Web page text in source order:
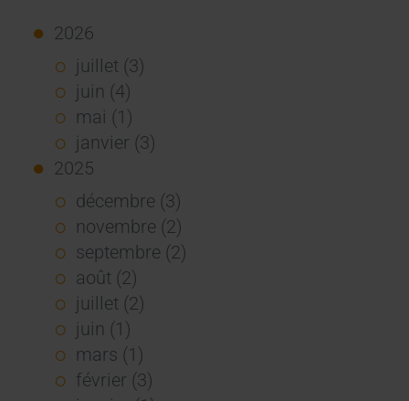
2026
juillet (3)
juin (4)
mai (1)
janvier (3)
2025
décembre (3)
novembre (2)
septembre (2)
août (2)
juillet (2)
juin (1)
mars (1)
février (3)